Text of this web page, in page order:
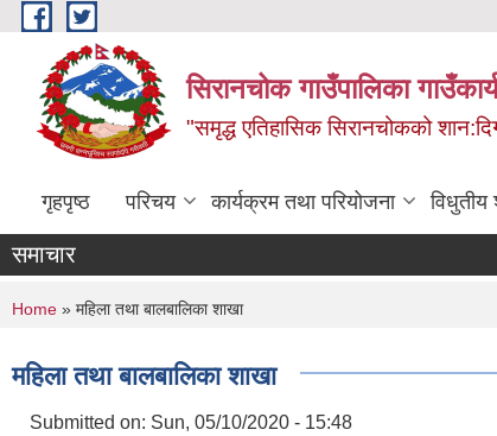
Skip to main content
सिरानचोक गाउँपालिका
"समृद्ध एतिहासिक सिरानचोकको
गृहपृष्ठ परिचय कार्यक्रम तथा परियोजना
समाचार
You are here
Home » महिला तथा बालबालिका शाखा
महिला तथा बालबालिका शाखा
Submitted on: Sun, 05/10/2020 - 15:48